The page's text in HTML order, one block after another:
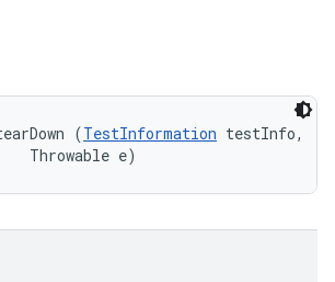
(TestInformation testInfo,
Throwable e)